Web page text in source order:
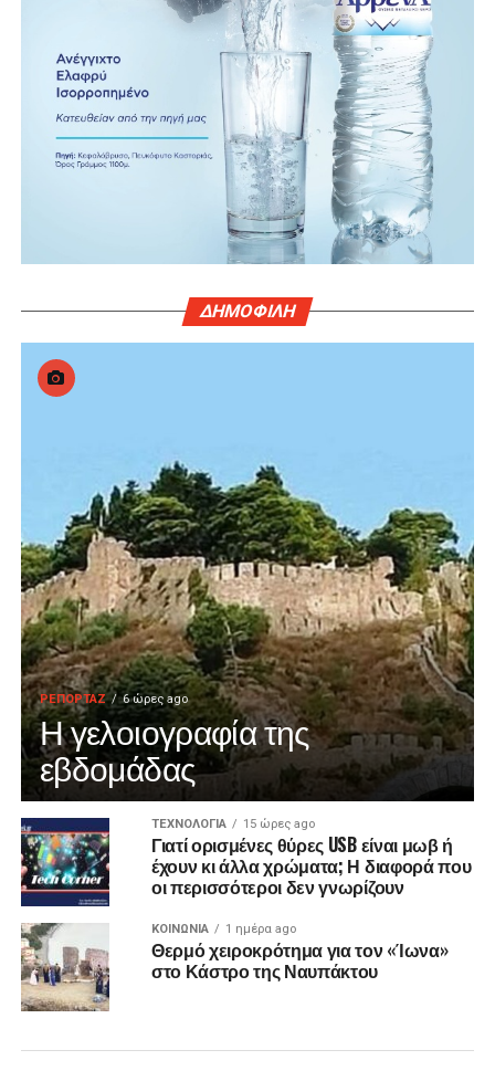
ΔΗΜΟΦΙΛΗ
ΡΕΠΟΡΤΑΖ 6 ώρες ago
Η γελοιογραφία της
εβδομάδας
ΤΕΧΝΟΛΟΓΙΑ 15 ώρες ago
Γιατί ορισμένες θύρες USB είναι μωβ ή
έχουν κι άλλα χρώματα; Η διαφορά που
οι περισσότεροι δεν γνωρίζουν
ΚΟΙΝΩΝΙΑ 1 ημέρα ago
Θερμό χειροκρότημα για τον «Ίωνα»
στο Κάστρο της Ναυπάκτου